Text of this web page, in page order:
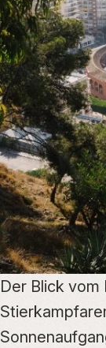
Der Blick vom